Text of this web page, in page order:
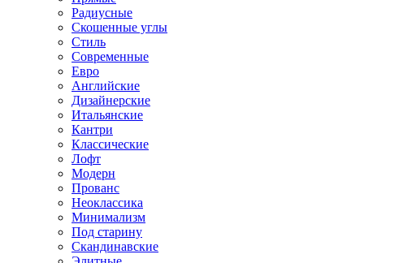
Радиусные
Скошенные углы
Стиль
Современные
Евро
Английские
Дизайнерские
Итальянские
Кантри
Классические
Лофт
Модерн
Прованс
Неоклассика
Минимализм
Под старину
Скандинавские